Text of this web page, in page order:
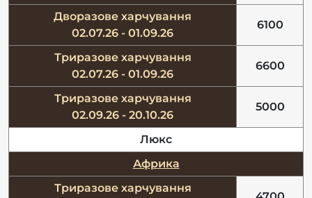
Дворазове харчування
02.07.26 - 01.09.26
6100
Триразове харчування
02.07.26 - 01.09.26
6600
Триразове харчування
02.09.26 - 20.10.26
5000
Люкс
Африка
Триразове харчування